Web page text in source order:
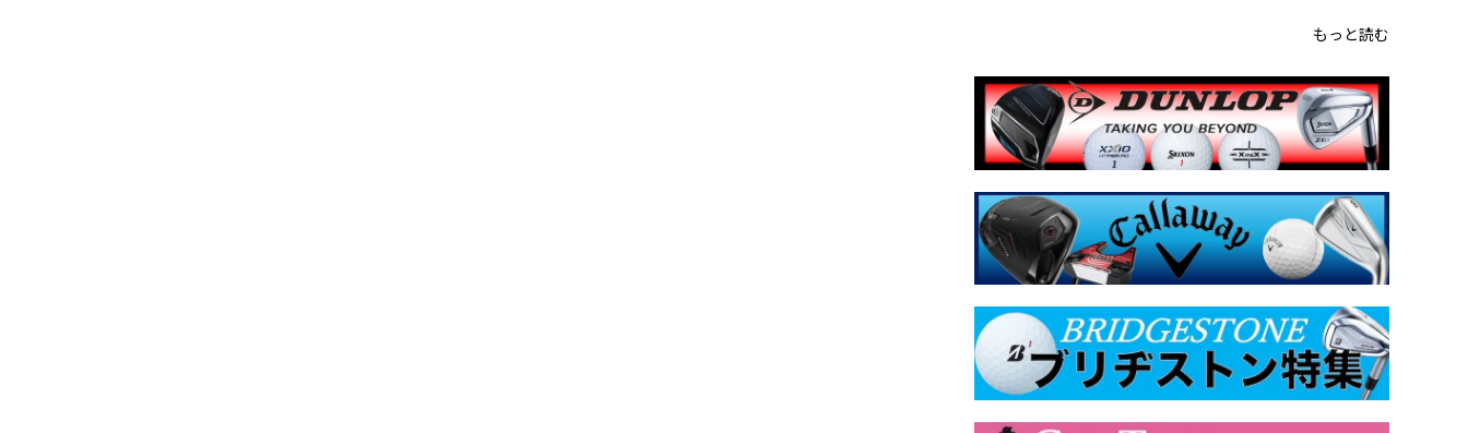
もっと読む